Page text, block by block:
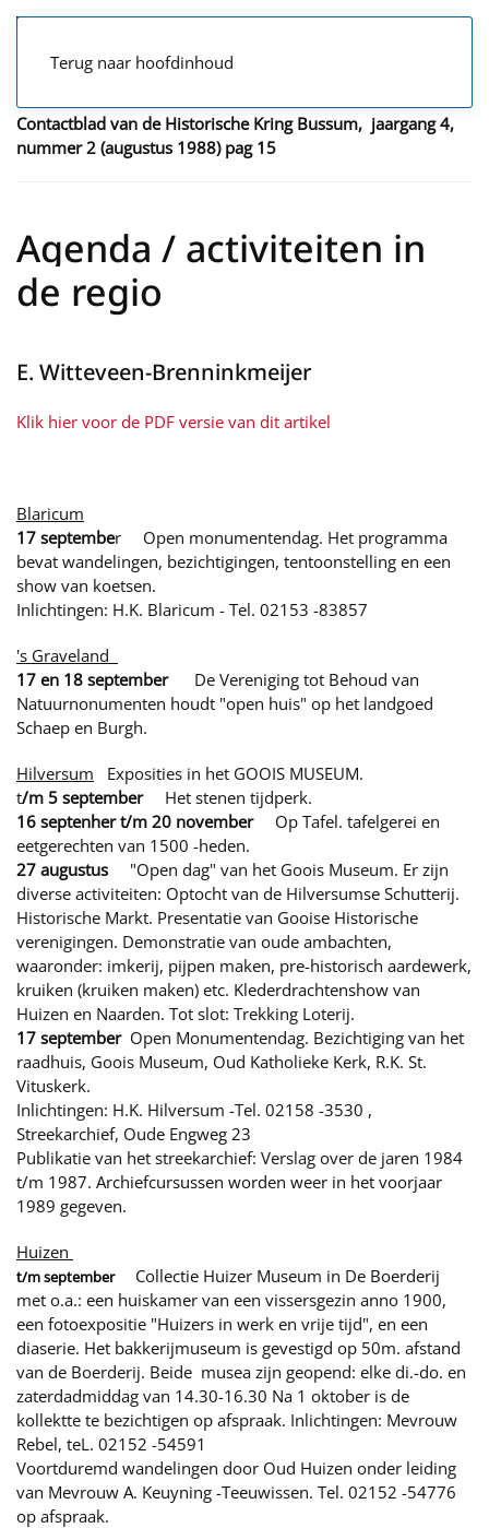
Terug naar hoofdinhoud
Contactblad van de Historische Kring Bussum, jaargang 4,
nummer 2 (augustus 1988) pag 15
Agenda / activiteiten in
de regio
E. Witteveen-Brenninkmeijer
Klik hier voor de PDF versie van dit artikel
Blaricum
17 september Open monumentendag. Het programma
bevat wandelingen, bezichtigingen, tentoonstelling en een
show van koetsen.
Inlichtingen: H.K. Blaricum - Tel. 02153 -83857
's Graveland
17 en 18 september
De Vereniging tot Behoud van
Natuurnonumenten houdt "open huis" op het landgoed
Schaep en Burgh.
Hilversum
Exposities in het GOOIS MUSEUM.
t/m 5 septemberHet stenen tijdperk.
16 septenher t/m 20 novemberOp Tafel. tafelgerei en
eetgerechten van 1500 -heden.
27 augustus "Open dag" van het Goois Museum. Er zijn
diverse activiteiten: Optocht van de Hilversumse Schutterij.
Historische Markt. Presentatie van Gooise Historische
verenigingen. Demonstratie van oude ambachten,
waaronder: imkerij, pijpen maken, pre-historisch aardewerk,
kruiken (kruiken maken) etc. Klederdrachtenshow van
Huizen en Naarden. Tot slot: Trekking Loterij.
17 septemberOpen Monumentendag. Bezichtiging van het
raadhuis, Goois Museum, Oud Katholieke Kerk, R.K. St.
Vituskerk.
Inlichtingen: H.K. Hilversum -Tel. 02158 -3530 ,
Streekarchief, Oude Engweg 23
Publikatie van het streekarchief: Verslag over de jaren 1984
t/m 1987. Archiefcursussen worden weer in het voorjaar
1989 gegeven.
Huizen
t/m september
Collectie Huizer Museum in De Boerderij
met o.a.: een huiskamer van een vissersgezin anno 1900,
een fotoexpositie "Huizers in werk en vrije tijd", en een
diaserie. Het bakkerijmuseum is gevestigd op 50m. afstand
van de Boerderij. Beide musea zijn geopend: elke di.-do. en
zaterdadmiddag van 14.30-16.30 Na 1 oktober is de
kollektte te bezichtigen op afspraak. Inlichtingen: Mevrouw
Rebel, teL. 02152 -54591
Voortduremd wandelingen door Oud Huizen onder leiding
van Mevrouw A. Keuyning -Teeuwissen. Tel. 02152 -54776
op afspraak.